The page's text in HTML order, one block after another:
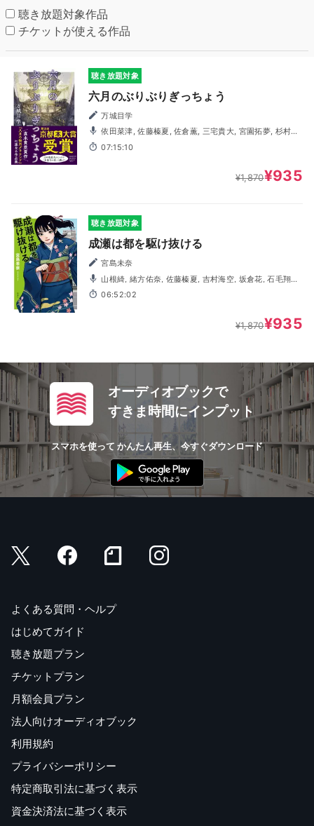
聴き放題対象作品
チケットが使える作品
聴き放題対象
六月のぶりぶりぎっちょう
万城目学
依田菜津, 佐藤榛夏, 佐倉薫, 三宅貴大, 宮園拓夢, 杉村憲
司, 三瓶弘輝
07:15:10
¥1,870¥935
聴き放題対象
成瀬は都を駆け抜ける
宮島未奈
阿部菜摘子, 今泉りおな, 岩崎了, 内田修一, 川邊紫, 鈴木卓
朗, 月城日花, 中道美穂子, 鳴瀬まみ, 古屋亜南, 御園理帆, 宮
06:52:02
¥1,870¥935
オーディオブックで
すきま時間にインプット
スマホを使って かんたん再生、今すぐダウンロード
よくある質問・ヘルプ
はじめてガイド
聴き放題プラン
チケットプラン
月額会員プラン
法人向けオーディオブック
利用規約
プライバシーポリシー
特定商取引法に基づく表示
資金決済法に基づく表示